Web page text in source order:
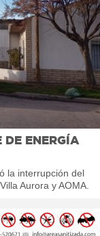
DE ENERGÍA
la interrupción del
Aurora y AOMA.